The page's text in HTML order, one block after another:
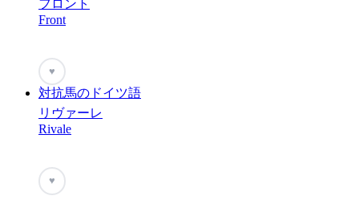
フロント
Front
♥
対抗馬のドイツ語
リヴァーレ
Rivale
♥